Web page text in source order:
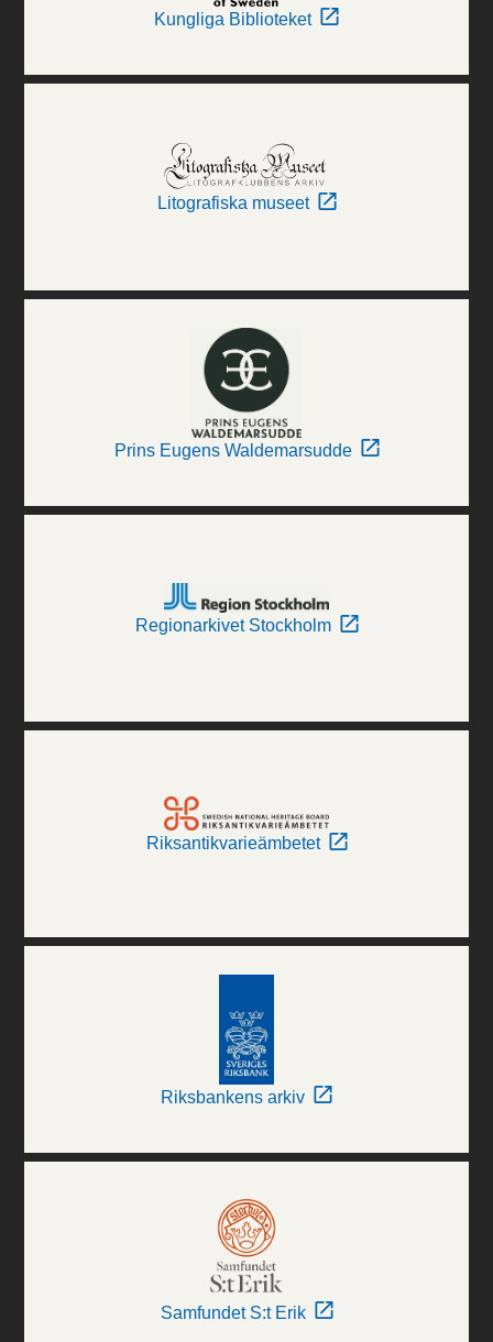
Kungliga Biblioteket
Litografiska museet
Prins Eugens Waldemarsudde
Regionarkivet Stockholm
Riksantikvarieämbetet
Riksbankens arkiv
Samfundet S:t Erik